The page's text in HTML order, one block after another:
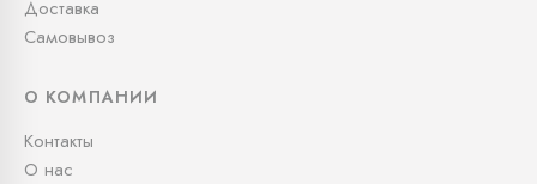
Доставка
Самовывоз
О КОМПАНИИ
Контакты
О нас